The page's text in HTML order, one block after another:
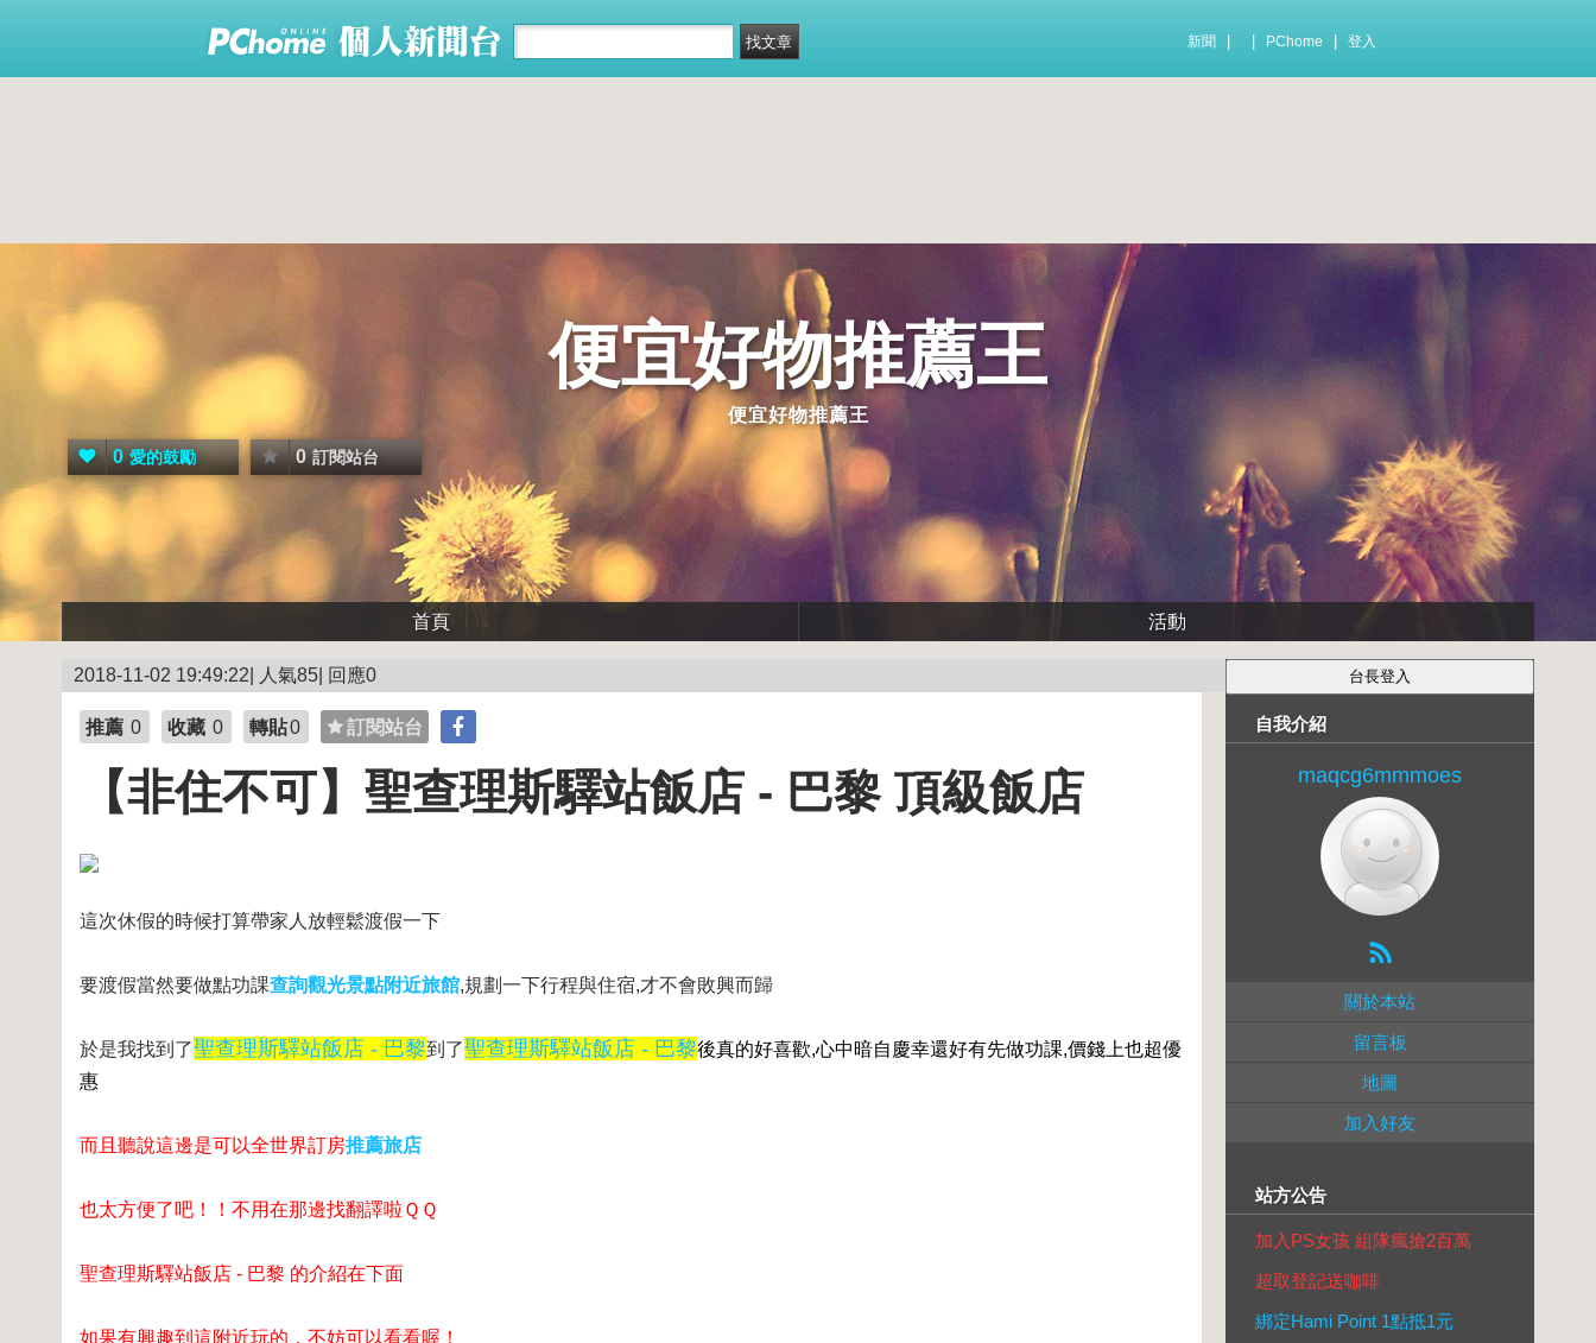
新聞 PChome 登入
便宜好物推薦王
便宜好物推薦王
0 愛的鼓勵 0 訂閱站台
首頁 活動
2018-11-02 19:49:22| 人氣85| 回應0
推薦 0 收藏 0 轉貼0 訂閱站台
【非住不可】聖查理斯驛站飯店 - 巴黎 頂級飯店
這次休假的時候打算帶家人放輕鬆渡假一下
要渡假當然要做點功課查詢觀光景點附近旅館,規劃一下行程與住宿,才不會敗興而歸
於是我找到了聖查理斯驛站飯店 - 巴黎到了聖查理斯驛站飯店 - 巴黎後真的好喜歡,心中暗自慶幸還好有先做功課,價錢上也超優
惠
而且聽說這邊是可以全世界訂房推薦旅店
也太方便了吧！！不用在那邊找翻譯啦ＱＱ
聖查理斯驛站飯店 - 巴黎 的介紹在下面
如果有興趣到這附近玩的，不妨可以看看喔！
自我介紹
maqcg6mmmoes
關於本站
留言板
地圖
加入好友
站方公告
加入PS女孩 組隊瘋搶2百萬
超取登記送咖啡
綁定Hami Point 1點抵1元